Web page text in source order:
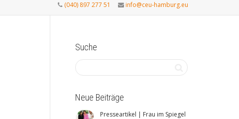
(040) 897 277 51
info@ceu-hamburg.eu
Suche
Neue Beiträge
Presseartikel | Frau im Spiegel